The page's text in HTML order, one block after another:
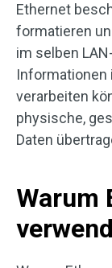
Ethernet
formatieren
im selben
Informationen
verarbeiten
physische,
Daten
Warum